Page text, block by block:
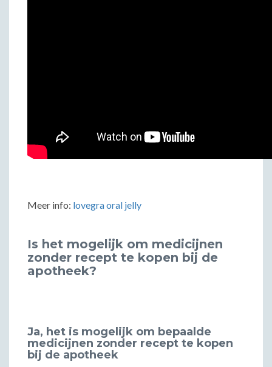
Meer info: lovegra oral jelly
Is het mogelijk om medicijnen
zonder recept te kopen bij de
apotheek?
Ja, het is mogelijk om bepaalde
medicijnen zonder recept te kopen
bij de apotheek